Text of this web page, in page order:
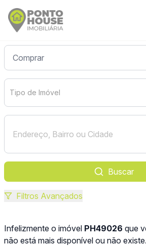
Tipo de Imóvel
Buscar
Filtros Avançados
Infelizmente o imóvel PH49026 que
não está mais disponível ou não existe.